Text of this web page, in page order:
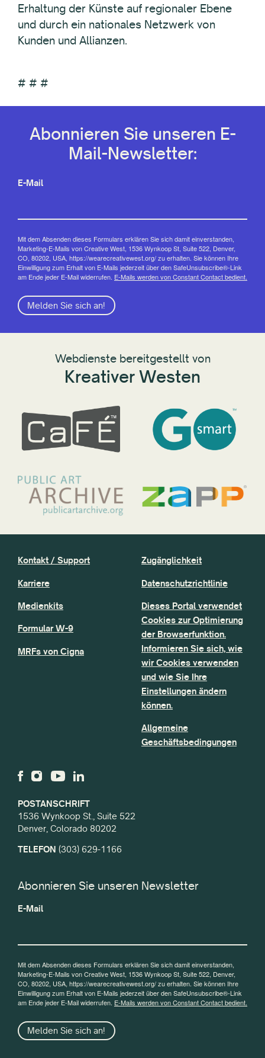
Erhaltung der Künste auf regionaler Ebene
und durch ein nationales Netzwerk von
Kunden und Allianzen.
# # #
Abonnieren Sie unseren E-
Mail-Newsletter:
E-Mail
Mit dem Absenden dieses Formulars erklären Sie sich damit einverstanden,
Marketing-E-Mails von Creative West, 1536 Wynkoop St, Suite 522, Denver,
CO, 80202, USA, https://wearecreativewest.org/ zu erhalten. Sie können Ihre
Einwilligung zum Erhalt von E-Mails jederzeit über den SafeUnsubscribe®-Link
am Ende jeder E-Mail widerrufen. E-Mails werden von Constant Contact bedient.
Melden Sie sich an!
Webdienste bereitgestellt von
Kreativer Westen
POSTANSCHRIFT
1536 Wynkoop St., Suite 522
Denver, Colorado 80202
TELEFON (303) 629-1166
Kontakt / Support
Karriere
Medienkits
Formular W-9
MRFs von Cigna
Zugänglichkeit
Datenschutzrichtlinie
Dieses Portal verwendet
Cookies zur Optimierung
der Browserfunktion.
Informieren Sie sich, wie
wir Cookies verwenden
und wie Sie Ihre
Einstellungen ändern
können.
Allgemeine
Geschäftsbedingungen
Abonnieren Sie unseren Newsletter
E-Mail
Mit dem Absenden dieses Formulars erklären Sie sich damit einverstanden,
Marketing-E-Mails von Creative West, 1536 Wynkoop St, Suite 522, Denver,
CO, 80202, USA, https://wearecreativewest.org/ zu erhalten. Sie können Ihre
Einwilligung zum Erhalt von E-Mails jederzeit über den SafeUnsubscribe®-Link
am Ende jeder E-Mail widerrufen. E-Mails werden von Constant Contact bedient.
Melden Sie sich an!